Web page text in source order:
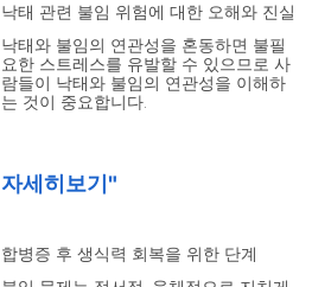
낙태 관련 불임 위험에 대한 오해와 진실
낙태와 불임의 연관성을 혼동하면 불필
요한 스트레스를 유발할 수 있으므로 사
람들이 낙태와 불임의 연관성을 이해하
는 것이 중요합니다.
자세히보기"
합병증 후 생식력 회복을 위한 단계